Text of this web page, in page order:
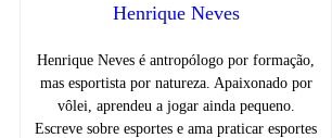
Henrique Neves
Henrique Neves é antropólogo por formação,
mas esportista por natureza. Apaixonado por
vôlei, aprendeu a jogar ainda pequeno.
Escreve sobre esportes e ama praticar esportes